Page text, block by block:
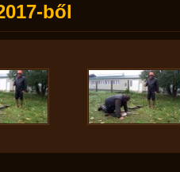
ből